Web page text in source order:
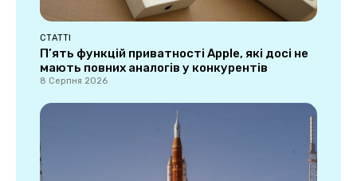
СТАТТІ
П’ять функцій приватності Apple, які досі не
мають повних аналогів у конкурентів
8 Серпня 2026